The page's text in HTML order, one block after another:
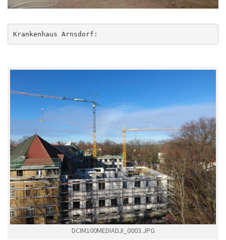
Krankenhaus Arnsdorf:
DCIM100MEDIADJI_0003.JPG